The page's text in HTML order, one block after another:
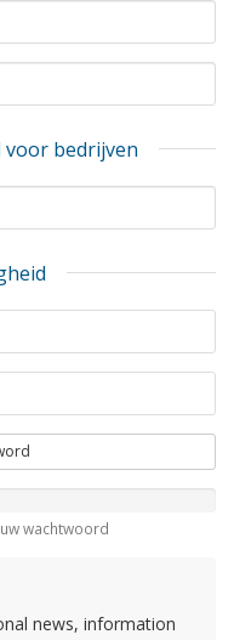
voor bedrijven
wachtwoord
news, information